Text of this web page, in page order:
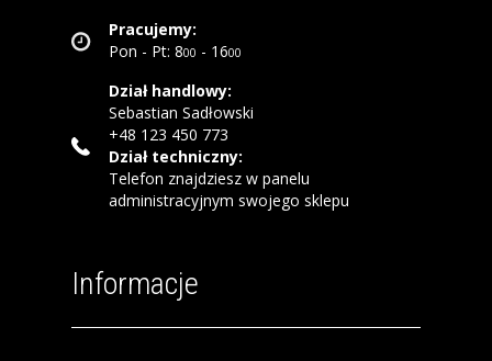
Pracujemy:
Pon - Pt: 800 - 1600
Dział handlowy:
Sebastian Sadłowski
+48 123 450 773
Dział techniczny:
Telefon znajdziesz w panelu
administracyjnym swojego sklepu
Informacje